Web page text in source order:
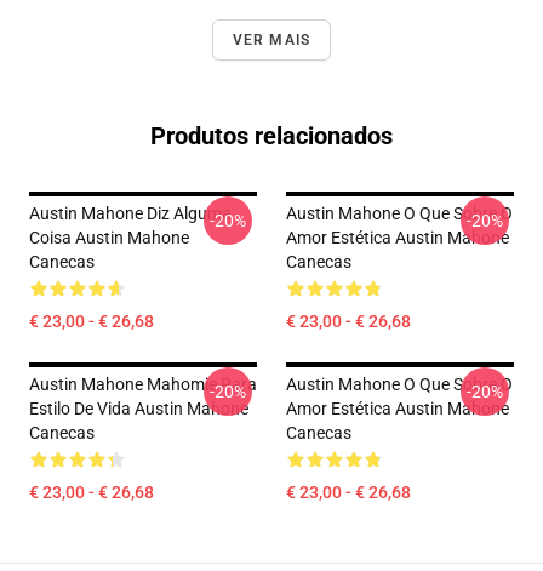
VER MAIS
Produtos relacionados
Austin Mahone Diz Alguma
Coisa Austin Mahone
Canecas
€ 23,00 - € 26,68
-20%
Austin Mahone O Que Sobre O
Amor Estética Austin Mahone
Canecas
€ 23,00 - € 26,68
-20%
Austin Mahone Mahomie Para
Estilo De Vida Austin Mahone
Canecas
€ 23,00 - € 26,68
-20%
Austin Mahone O Que Sobre O
Amor Estética Austin Mahone
Canecas
€ 23,00 - € 26,68
-20%